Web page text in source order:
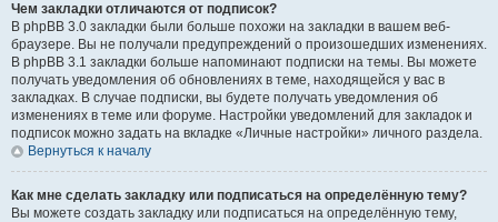
Чем закладки отличаются от подписок?
В phpBB 3.0 закладки были больше похожи на закладки в вашем веб-
браузере. Вы не получали предупреждений о произошедших изменениях.
В phpBB 3.1 закладки больше напоминают подписки на темы. Вы можете
получать уведомления об обновлениях в теме, находящейся у вас в
закладках. В случае подписки, вы будете получать уведомления об
изменениях в теме или форуме. Настройки уведомлений для закладок и
подписок можно задать на вкладке «Личные настройки» личного раздела.
Вернуться к началу
Как мне сделать закладку или подписаться на определённую тему?
Вы можете создать закладку или подписаться на определённую тему,